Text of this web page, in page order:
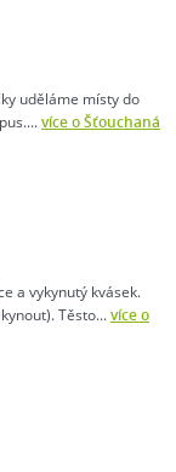
uděláme místy do
více o Šťouchaná
a vykynutý kvásek.
Těsto...více o